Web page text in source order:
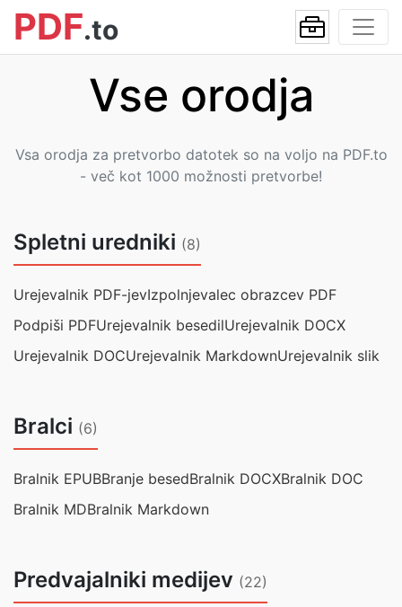
PDF.to
Vse orodja
Vsa orodja za pretvorbo datotek so na voljo na PDF.to
- več kot 1000 možnosti pretvorbe!
Spletni uredniki (8)
Urejevalnik PDF-jevIzpolnjevalec obrazcev PDF
Podpiši PDFUrejevalnik besedilUrejevalnik DOCX
Urejevalnik DOCUrejevalnik MarkdownUrejevalnik slik
Bralci (6)
Bralnik EPUBBranje besedBralnik DOCXBralnik DOC
Bralnik MDBralnik Markdown
Predvajalniki medijev (22)